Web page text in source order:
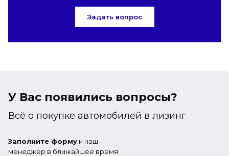
Задать вопрос
У Вас появились вопросы?
Всё о покупке автомобилей в лизинг
Заполните форму и наш
менеджер в ближайшее время